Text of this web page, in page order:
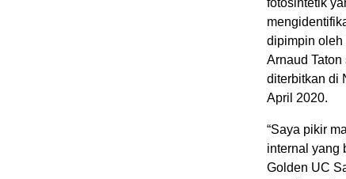
dipimpin oleh
Arnaud
diterbitkan di
April 2020.
“Saya pikir
internal yang
Golden UC